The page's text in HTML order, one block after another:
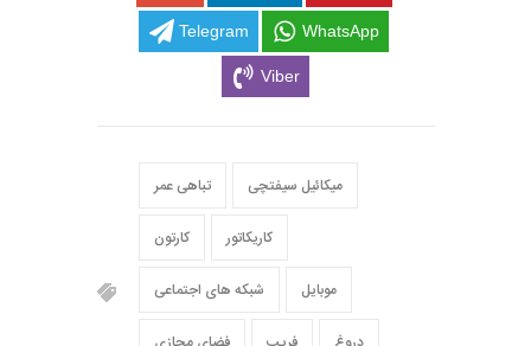
Telegram WhatsApp
Viber
تباهی عمر میکائیل سیفتچی
کارتون کاریکاتور
شبکه های اجتماعی موبایل